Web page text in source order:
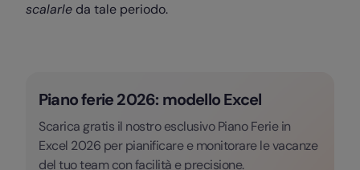
scalarle da tale periodo.
Piano ferie 2026: modello Excel
Scarica gratis il nostro esclusivo Piano Ferie in
Excel 2026 per pianificare e monitorare le vacanze
del tuo team con facilità e precisione.